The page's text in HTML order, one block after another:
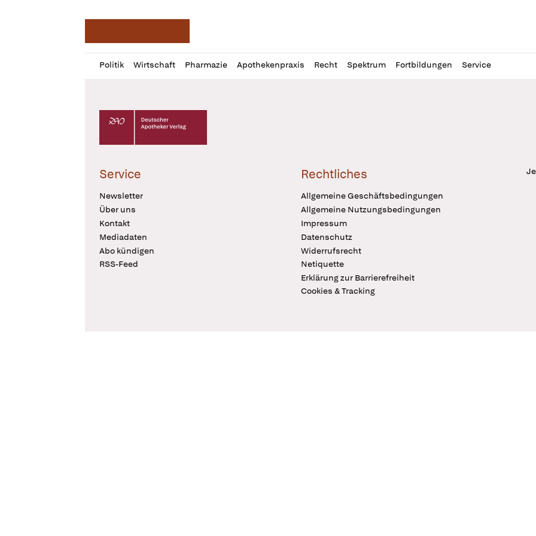
Politik Wirtschaft Pharmazie Apothekenpraxis Recht Spektrum Fortbildungen Service
Profil
öffnen
Daz
Pur
Deutscher Apotheker Verlag Logo
Service
Newsletter
Über uns
Kontakt
Mediadaten
Abo kündigen
RSS-Feed
Rechtliches
Allgemeine Geschäftsbedingungen
Allgemeine Nutzungsbedingungen
Impressum
Datenschutz
Widerrufsrecht
Netiquette
Erklärung zur Barrierefreiheit
Cookies & Tracking